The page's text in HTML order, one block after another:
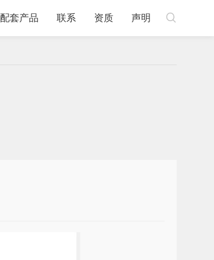

配套产品 联系 资质 声明